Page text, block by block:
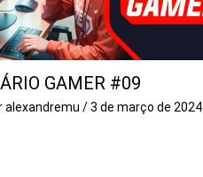
GAMER #09
alexandremu/3 de março de 2024